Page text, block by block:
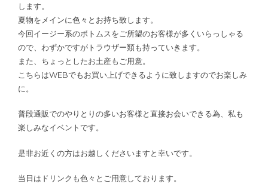
します。
夏物をメインに色々とお持ち致します。
今回イージー系のボトムスをご所望のお客様が多くいらっしゃる
ので、わずかですがトラウザー類も持っていきます。
また、ちょっとしたお土産もご用意。
こちらはWEBでもお買い上げできるように致しますのでお楽しみ
に。
普段通販でのやりとりの多いお客様と直接お会いできる為、私も
楽しみなイベントです。
是非お近くの方はお越しくださいますと幸いです。
当日はドリンクも色々とご用意しております。